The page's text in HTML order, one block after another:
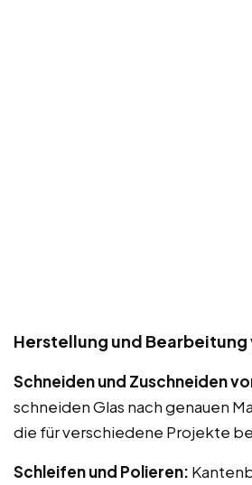
Herstellung und Bearbeitung
Schneiden und Zuschneiden
schneiden Glas nach genauen
die für verschiedene Projekte
Schleifen und Polieren: